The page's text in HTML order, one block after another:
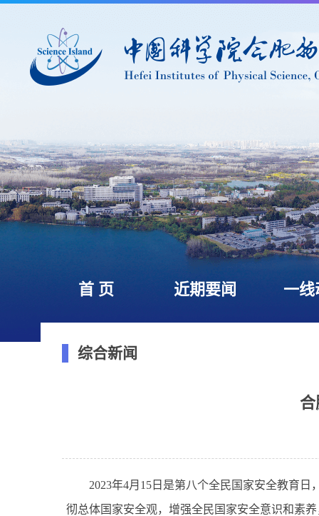
首 页 近期要闻 一线
综合新闻
合
2023年4月 15 日是第八个全民国家安全教育日
彻总体国家安全观，增强全民国家安全意识和素